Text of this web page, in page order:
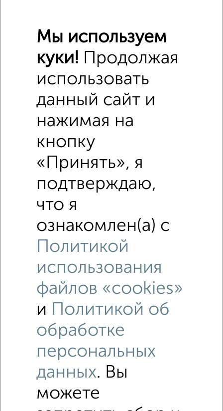
Похожие предложения рядом
Комнаты в общежитии недалеко от Санаторная 17
Рядом, с меньшей ценой
Недалеко от Санаторная 17 с ценой ниже
Комнаты в общежитии
Поиск по схожим параметрам:
С холодильником С мебелью
Мы используем
куки! Продолжая
использовать
данный сайт и
нажимая на
кнопку
«Принять», я
подтверждаю,
что я
ознакомлен(а) с
Политикой
использования
файлов «cookies»
и Политикой об
обработке
персональных
данных. Вы
можете